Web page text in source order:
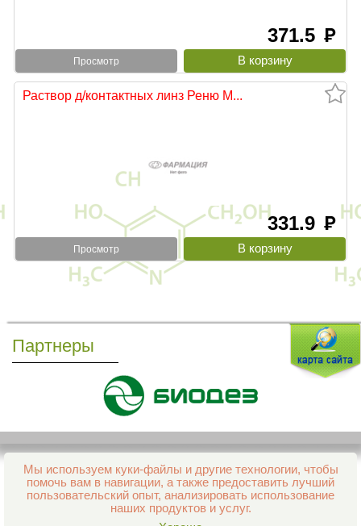
371.5 руб
Просмотр
Раствор д/контактных линз Реню М...
331.9 руб
Просмотр
Партнеры
Мы используем куки-файлы и другие технологии, чтобы
помочь вам в навигации, а также предоставить лучший
пользовательский опыт, анализировать использование
наших продуктов и услуг.
Все права защищены и охраняются законом
© 2013–2026 Интернет-аптека Фармация
support@aptekapenza.ru
Телефон: Служба обработки заказов 99-98-28